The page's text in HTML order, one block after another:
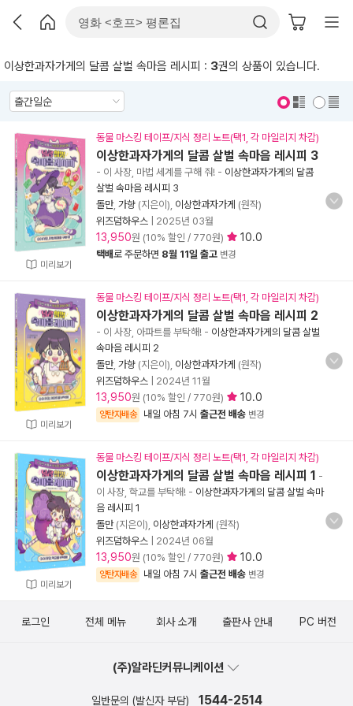
이상한과자가게의 달콤 살벌 속마음 레시피 : 3권의 상품이 있습니다.
미리보기
동물 마스킹 테이프/지식 정리 노트(택1, 각 마일리지 차감)
이상한과자가게의 달콤 살벌 속마음 레시피 3
- 이 사장, 마법 세계를 구해 줘! - 이상한과자가게의 달콤
살벌 속마음 레시피 3
돌만, 가향 (지은이), 이상한과자가게 (원작)
위즈덤하우스
2025년 03월
13,950원 (10% 할인 / 770원) 10.0
택배로 주문하면 8월 11일 출고 변경
미리보기
동물 마스킹 테이프/지식 정리 노트(택1, 각 마일리지 차감)
이상한과자가게의 달콤 살벌 속마음 레시피 2
- 이 사장, 아파트를 부탁해! - 이상한과자가게의 달콤 살벌
속마음 레시피 2
돌만, 가향 (지은이), 이상한과자가게 (원작)
위즈덤하우스
2024년 11월
13,950원 (10% 할인 / 770원) 10.0
양탄자배송 내일 아침 7시 출근전 배송 변경
미리보기
동물 마스킹 테이프/지식 정리 노트(택1, 각 마일리지 차감)
이상한과자가게의 달콤 살벌 속마음 레시피 1 -
이 사장, 학교를 부탁해! - 이상한과자가게의 달콤 살벌 속마
음 레시피 1
돌만(지은이), 이상한과자가게 (원작)
위즈덤하우스
2024년 06월
13,950원 (10% 할인 / 770원) 10.0
양탄자배송 내일 아침 7시 출근전 배송 변경
로그인 전체 메뉴 회사 소개 출판사 안내 PC 버전
(주)알라딘커뮤니케이션
일반문의 (발신자 부담) 1544-2514